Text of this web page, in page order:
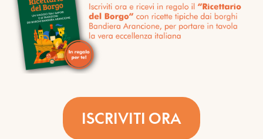
ISCRIVITI ORA